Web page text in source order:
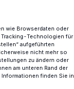
wie Browserdaten oder
Tracking-Technologien für
aufgeführten
nicht mehr so
zu ändern oder
am unteren Rand der
finden Sie in